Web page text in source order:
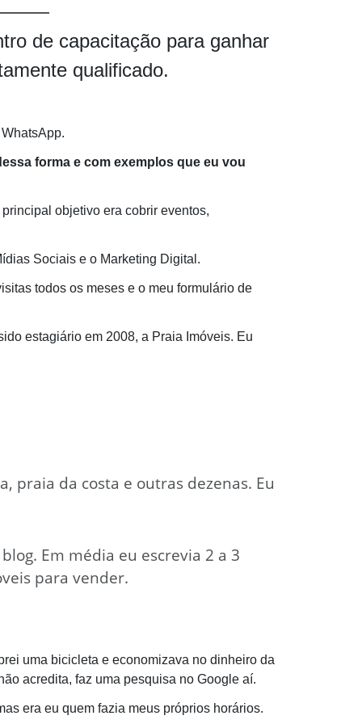
de capacitação para ganhar
qualificado.
forma e com exemplos que eu vou
objetivo era cobrir eventos,
Sociais e o Marketing Digital.
todos os meses e o meu formulário de
estagiário em 2008, a Praia Imóveis. Eu
praia da costa e outras dezenas. Eu
Em média eu escrevia 2 a 3
para vender.
uma bicicleta e economizava no dinheiro da
acredita, faz uma pesquisa no Google aí.
era eu quem fazia meus próprios horários.